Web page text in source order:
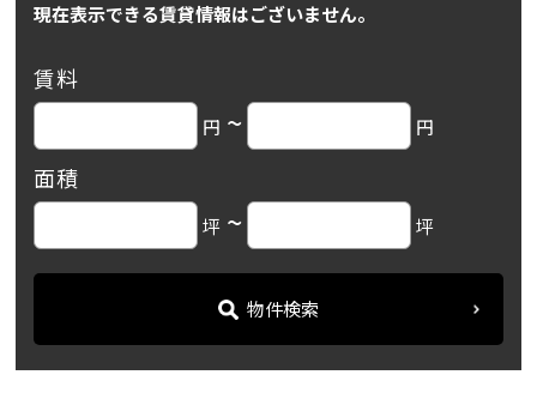
現在表示できる賃貸情報はございません。
賃料
円 ~ 円
面積
坪 ~ 坪
物件検索